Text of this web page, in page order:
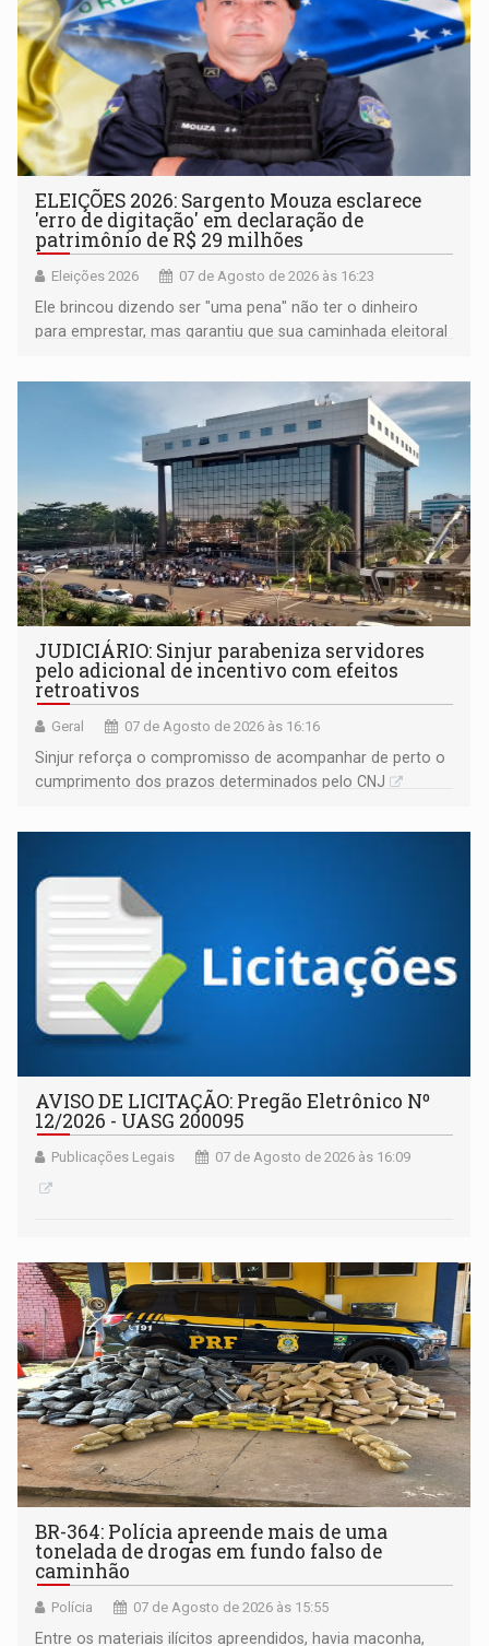
ELEIÇÕES 2026: Sargento Mouza esclarece
'erro de digitação' em declaração de
patrimônio de R$ 29 milhões
Eleições 2026 07 de Agosto de 2026 às 16:23
Ele brincou dizendo ser "uma pena" não ter o dinheiro
para emprestar, mas garantiu que sua caminhada eleitoral
JUDICIÁRIO: Sinjur parabeniza servidores
pelo adicional de incentivo com efeitos
retroativos
Geral 07 de Agosto de 2026 às 16:16
Sinjur reforça o compromisso de acompanhar de perto o
cumprimento dos prazos determinados pelo CNJ
AVISO DE LICITAÇÃO: Pregão Eletrônico Nº
12/2026 - UASG 200095
Publicações Legais 07 de Agosto de 2026 às 16:09
BR-364: Polícia apreende mais de uma
tonelada de drogas em fundo falso de
caminhão
Polícia 07 de Agosto de 2026 às 15:55
Entre os materiais ilícitos apreendidos, havia maconha,